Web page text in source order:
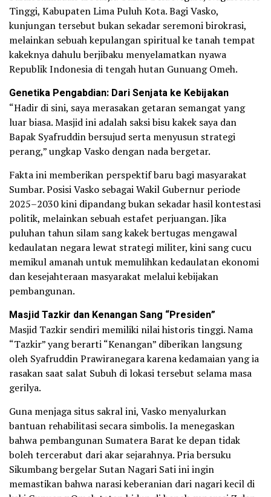
Tinggi, Kabupaten Lima Puluh Kota. Bagi Vasko,
kunjungan tersebut bukan sekadar seremoni birokrasi,
melainkan sebuah kepulangan spiritual ke tanah tempat
kakeknya dahulu berjibaku menyelamatkan nyawa
Republik Indonesia di tengah hutan Gunuang Omeh.
Genetika Pengabdian: Dari Senjata ke Kebijakan
“Hadir di sini, saya merasakan getaran semangat yang
luar biasa. Masjid ini adalah saksi bisu kakek saya dan
Bapak Syafruddin bersujud serta menyusun strategi
perang,” ungkap Vasko dengan nada bergetar.
Fakta ini memberikan perspektif baru bagi masyarakat
Sumbar. Posisi Vasko sebagai Wakil Gubernur periode
2025–2030 kini dipandang bukan sekadar hasil kontestasi
politik, melainkan sebuah estafet perjuangan. Jika
puluhan tahun silam sang kakek bertugas mengawal
kedaulatan negara lewat strategi militer, kini sang cucu
memikul amanah untuk memulihkan kedaulatan ekonomi
dan kesejahteraan masyarakat melalui kebijakan
pembangunan.
Masjid Tazkir dan Kenangan Sang “Presiden”
Masjid Tazkir sendiri memiliki nilai historis tinggi. Nama
“Tazkir” yang berarti “Kenangan” diberikan langsung
oleh Syafruddin Prawiranegara karena kedamaian yang ia
rasakan saat salat Subuh di lokasi tersebut selama masa
gerilya.
Guna menjaga situs sakral ini, Vasko menyalurkan
bantuan rehabilitasi secara simbolis. Ia menegaskan
bahwa pembangunan Sumatera Barat ke depan tidak
boleh tercerabut dari akar sejarahnya. Pria bersuku
Sikumbang bergelar Sutan Nagari Sati ini ingin
memastikan bahwa narasi keberanian dari nagari kecil di